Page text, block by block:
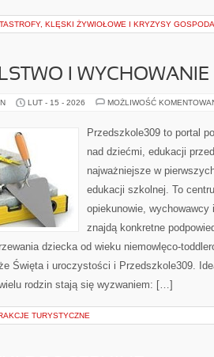
KLĘSKI ŻYWIOŁOWE I KRYZYSY
I WYCHOWANIE
LUT - 15 - 2026 MOŻLIWOŚĆ
Przedszkole309 to portal
nad dziećmi, edukacji
najważniejsze w
edukacji szkolnej. To
opiekunowie,
znajdą konkretne
dziecka od wieku niemowlęco-
Święta i uroczystości i Przedszkole309.
rodzin stają się wyzwaniem: […]
TURYSTYCZNE